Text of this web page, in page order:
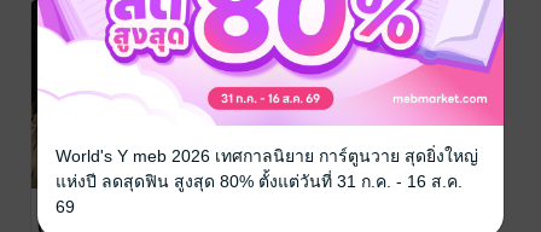
-15%
อาณาจักรฉ้อฉล
(Crooked
-15%
World's Y meb 2026 เทศกาลนิยาย การ์ตูนวาย สุดยิ่งใหญ่
แห่งปี ลดสุดฟิน สูงสุด 80% ตั้งแต่วันที่ 31 ก.ค. - 16 ส.ค.
69